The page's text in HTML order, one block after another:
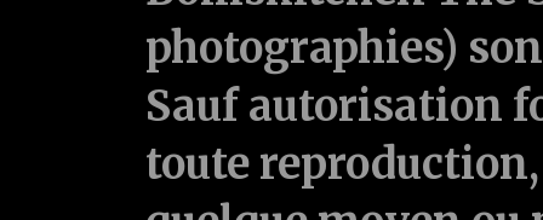
photographies)
Sauf autorisation
toute